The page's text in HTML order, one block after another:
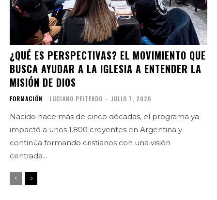
¿QUÉ ES PERSPECTIVAS? EL MOVIMIENTO QUE
BUSCA AYUDAR A LA IGLESIA A ENTENDER LA
MISIÓN DE DIOS
FORMACIÓN LUCIANO PEITEADO - JULIO 7, 2026
Nacido hace más de cinco décadas, el programa ya
impactó a unos 1.800 creyentes en Argentina y
continúa formando cristianos con una visión
centrada...